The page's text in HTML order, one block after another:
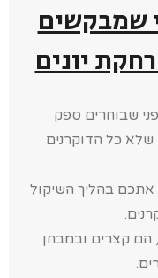
שמבקשים
יונים
שבוחרים ספק
שלא כל הדוקרנים
בהליך השיקול
הם קצרים ובמבחן